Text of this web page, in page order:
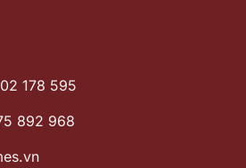
178 595
892 968